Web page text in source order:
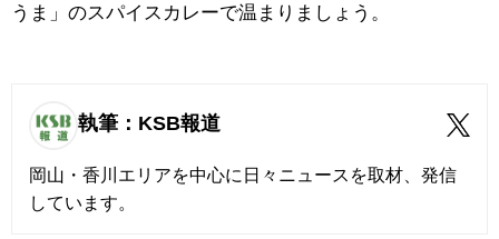
うま」のスパイスカレーで温まりましょう。
執筆：KSB報道
岡山・香川エリアを中心に日々ニュースを取材、発信
しています。